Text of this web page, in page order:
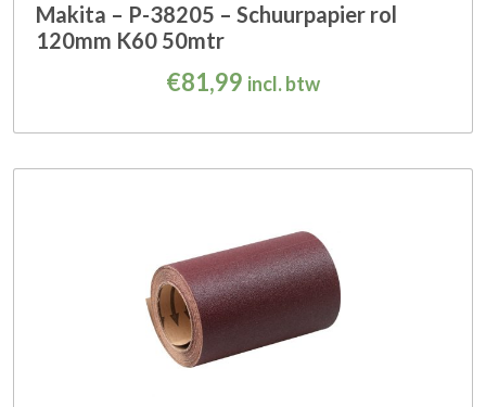
Makita – P-38205 – Schuurpapier rol
120mm K60 50mtr
€81,99 incl. btw